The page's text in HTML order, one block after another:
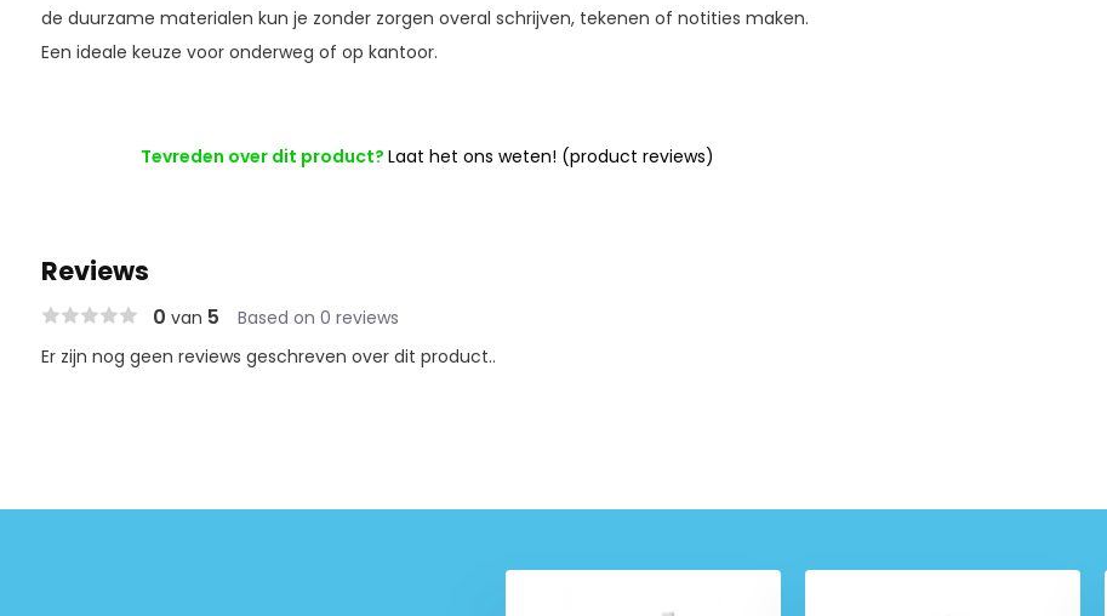
de duurzame materialen kun je zonder zorgen overal schrijven, tekenen of notities maken.
Een ideale keuze voor onderweg of op kantoor.
Tevreden over dit product?Laat het ons weten! (product reviews)
Reviews
0 van 5 Based on 0 reviews
Er zijn nog geen reviews geschreven over dit product..